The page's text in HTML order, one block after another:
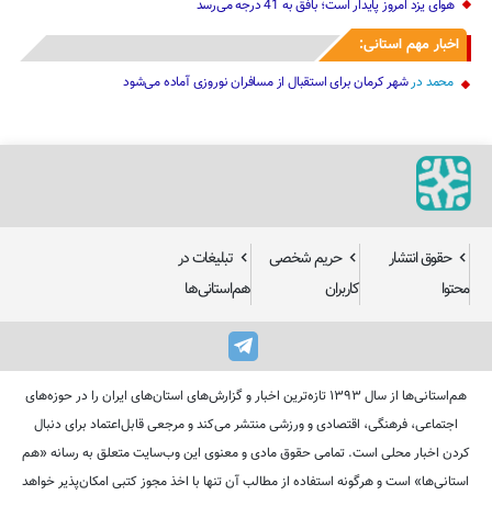
اخبار مهم استانی:
محمددرشهر کرمان برای استقبال از مسافران نوروزی آماده می‌شود
کاربران
هم‌استانی‌ها
اجتماعی، فرهنگی، اقتصادی و ورزشی منتشر می‌کند و مرجعی قابل‌اعتماد برای دنبال
کردن اخبار محلی است. تمامی حقوق مادی و معنوی این وب‌سایت متعلق به رسانه «هم
استانی‌ها» است و هرگونه استفاده از مطالب آن تنها با اخذ مجوز کتبی امکان‌پذیر خواهد
بود.